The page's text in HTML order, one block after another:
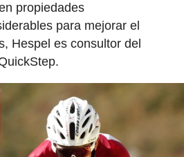
propiedades
para mejorar el
Hespel es consultor del